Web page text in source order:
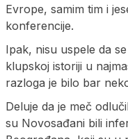
Evrope, samim tim i
konferencije.
Ipak, nisu uspele da
klupskoj istoriji u
razloga je bilo bar
Deluje da je meč
su Novosađani bili